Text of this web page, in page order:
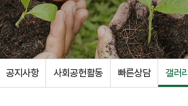
공지사항 사회공헌활동 빠른상담 갤러리